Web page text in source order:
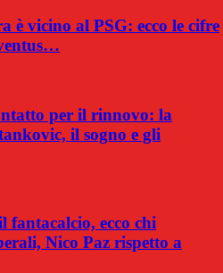
è vicino al PSG: ecco le cifre
per il rinnovo: la
il sogno e gli
fantacalcio, ecco chi
Nico Paz rispetto a